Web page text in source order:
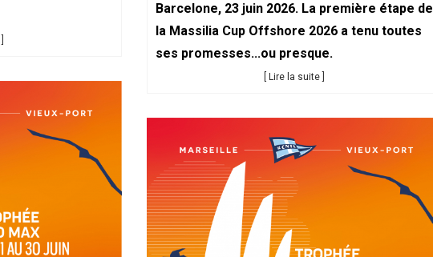
Barcelone, 23 juin 2026. La première étape de
la Massilia Cup Offshore 2026 a tenu toutes
ses promesses...ou presque.
[ Lire la suite ]